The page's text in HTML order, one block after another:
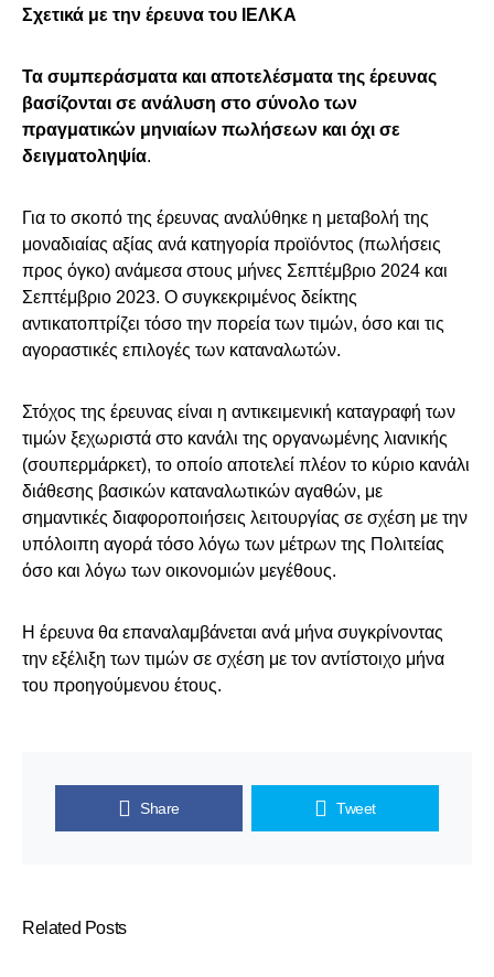
Σχετικά με την έρευνα του ΙΕΛΚΑ
Τα συμπεράσματα και αποτελέσματα της έρευνας
βασίζονται σε ανάλυση στο σύνολο των
πραγματικών μηνιαίων πωλήσεων και όχι σε
δειγματοληψία.
Για το σκοπό της έρευνας αναλύθηκε η μεταβολή της
μοναδιαίας αξίας ανά κατηγορία προϊόντος (πωλήσεις
προς όγκο) ανάμεσα στους μήνες Σεπτέμβριο 2024 και
Σεπτέμβριο 2023. Ο συγκεκριμένος δείκτης
αντικατοπτρίζει τόσο την πορεία των τιμών, όσο και τις
αγοραστικές επιλογές των καταναλωτών.
Στόχος της έρευνας είναι η αντικειμενική καταγραφή των
τιμών ξεχωριστά στο κανάλι της οργανωμένης λιανικής
(σουπερμάρκετ), το οποίο αποτελεί πλέον το κύριο κανάλι
διάθεσης βασικών καταναλωτικών αγαθών, με
σημαντικές διαφοροποιήσεις λειτουργίας σε σχέση με την
υπόλοιπη αγορά τόσο λόγω των μέτρων της Πολιτείας
όσο και λόγω των οικονομιών μεγέθους.
Η έρευνα θα επαναλαμβάνεται ανά μήνα συγκρίνοντας
την εξέλιξη των τιμών σε σχέση με τον αντίστοιχο μήνα
του προηγούμενου έτους.
Share Tweet
Related Posts